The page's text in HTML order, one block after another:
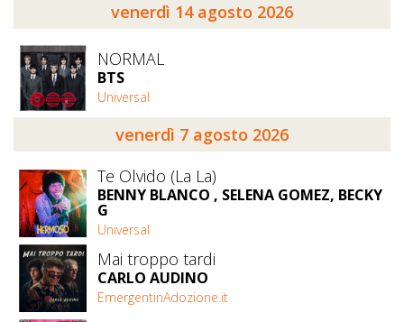
venerdì 14 agosto 2026
NORMAL
BTS
Universal
venerdì 7 agosto 2026
Te Olvido (La La)
BENNY BLANCO , SELENA GOMEZ, BECKY
G
Universal
Mai troppo tardi
CARLO AUDINO
EmergentinAdozione.it